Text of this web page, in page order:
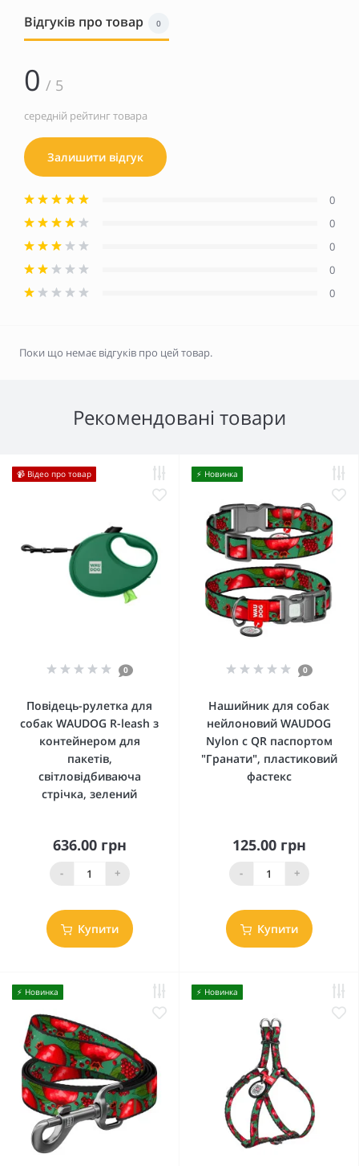
Відгуків про товар 0
0 / 5
середній рейтинг товара
Залишити відгук
0
0
0
0
0
Поки що немає відгуків про цей товар.
Рекомендовані товари
📹 Відео про товар
0
Повідець-рулетка для
собак WAUDOG R-leash з
контейнером для
пакетів,
світловідбиваюча
стрічка, зелений
636.00 грн
- +
Купити
⚡️ Новинка
0
Нашийник для собак
нейлоновий WAUDOG
Nylon c QR паспортом
"Гранати", пластиковий
фастекс
125.00 грн
- +
Купити
⚡️ Новинка ⚡️ Новинка